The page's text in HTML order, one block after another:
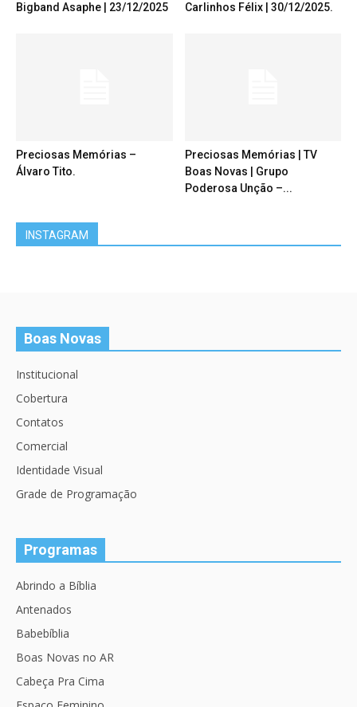
Bigband Asaphe | 23/12/2025
Carlinhos Félix | 30/12/2025.
Preciosas Memórias –
Álvaro Tito.
Preciosas Memórias | TV
Boas Novas | Grupo
Poderosa Unção –...
INSTAGRAM
Boas Novas
Institucional
Cobertura
Contatos
Comercial
Identidade Visual
Grade de Programação
Programas
Abrindo a Bíblia
Antenados
Babebíblia
Boas Novas no AR
Cabeça Pra Cima